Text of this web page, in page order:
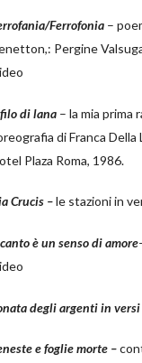
Ferrofonia –
Pergine
di lana – la mia prima
di Franca
Plaza Roma, 1986.
Crucis –le stazioni in
è un senso di amore
degli argenti in versi
e foglie morte –